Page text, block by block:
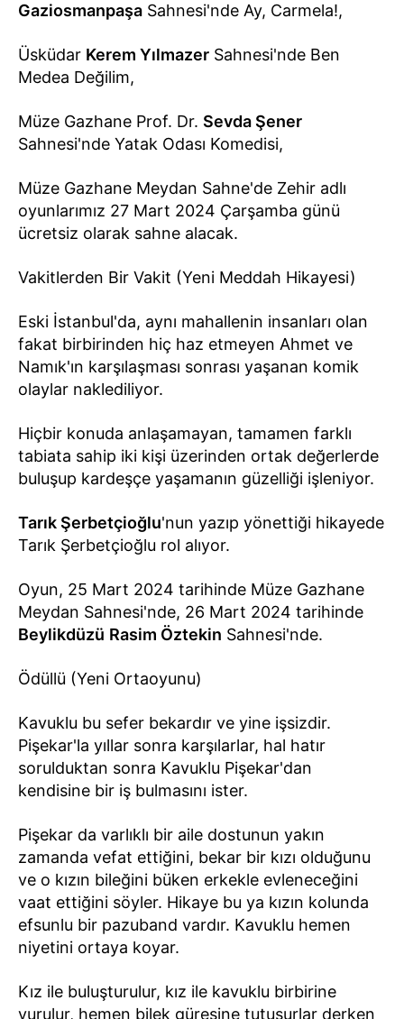
Gaziosmanpaşa Sahnesi'nde Ay, Carmela!,
Üsküdar Kerem Yılmazer Sahnesi'nde Ben
Medea Değilim,
Müze Gazhane Prof. Dr. Sevda Şener
Sahnesi'nde Yatak Odası Komedisi,
Müze Gazhane Meydan Sahne'de Zehir adlı
oyunlarımız 27 Mart 2024 Çarşamba günü
ücretsiz olarak sahne alacak.
Vakitlerden Bir Vakit (Yeni Meddah Hikayesi)
Eski İstanbul'da, aynı mahallenin insanları olan
fakat birbirinden hiç haz etmeyen Ahmet ve
Namık'ın karşılaşması sonrası yaşanan komik
olaylar naklediliyor.
Hiçbir konuda anlaşamayan, tamamen farklı
tabiata sahip iki kişi üzerinden ortak değerlerde
buluşup kardeşçe yaşamanın güzelliği işleniyor.
Tarık Şerbetçioğlu'nun yazıp yönettiği hikayede
Tarık Şerbetçioğlu rol alıyor.
Oyun, 25 Mart 2024 tarihinde Müze Gazhane
Meydan Sahnesi'nde, 26 Mart 2024 tarihinde
Beylikdüzü Rasim Öztekin Sahnesi'nde.
Ödüllü (Yeni Ortaoyunu)
Kavuklu bu sefer bekardır ve yine işsizdir.
Pişekar'la yıllar sonra karşılarlar, hal hatır
sorulduktan sonra Kavuklu Pişekar'dan
kendisine bir iş bulmasını ister.
Pişekar da varlıklı bir aile dostunun yakın
zamanda vefat ettiğini, bekar bir kızı olduğunu
ve o kızın bileğini büken erkekle evleneceğini
vaat ettiğini söyler. Hikaye bu ya kızın kolunda
efsunlu bir pazuband vardır. Kavuklu hemen
niyetini ortaya koyar.
Kız ile buluşturulur, kız ile kavuklu birbirine
vurulur, hemen bilek güreşine tutuşurlar derken